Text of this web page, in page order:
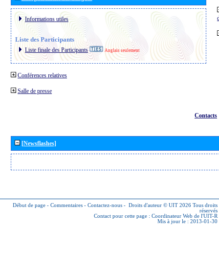
Informations utiles
Liste des Participants
Liste finale des Participants Anglais seulement
Conférences relatives
Salle de presse
Contacts
[Newsflashes]
Début de page - Commentaires - Contactez-nous - Droits d'auteur © UIT 2026 Tous droits
réservés
Contact pour cette page : Coordinateur Web de l'UIT-R
Mis à jour le : 2013-01-30